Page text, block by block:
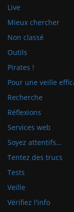
Live
Mieux chercher
Non classé
Outils
Pirates !
Pour une veille
Recherche
Réflexions
Services web
Soyez attentifs…
Tentez des trucs
Tests
Veille
Vérifiez l'info